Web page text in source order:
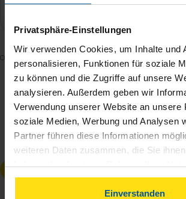
Privatsphäre-Einstellungen
Wir verwenden Cookies, um Inhalte und
personalisieren, Funktionen für soziale
zu können und die Zugriffe auf unsere
analysieren. Außerdem geben wir
Verwendung unserer Website an unsere
soziale Medien, Werbung und Analysen
Partner führen diese Informationen
weiteren Daten zusammen, die Sie
haben oder die sie im Rahmen Ihrer
gesammelt haben. Indem Sie auf
können Sie der Verwendung von
Einverstanden
Mit dem Absenden des
mich damit einverstanden, dass meine
Bearbeitung meines Anliegens sowie
Analyse der Zugriffsquelle verwendet
DieDatenschutzbestimmungen
Kenntnis genommen.*
Anfrage absenden